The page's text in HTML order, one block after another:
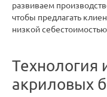
развиваем
чтобы предлагать
низкой
Технология
акриловых